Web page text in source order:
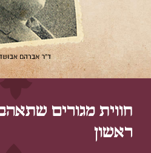
חווית מגורים
ראשון